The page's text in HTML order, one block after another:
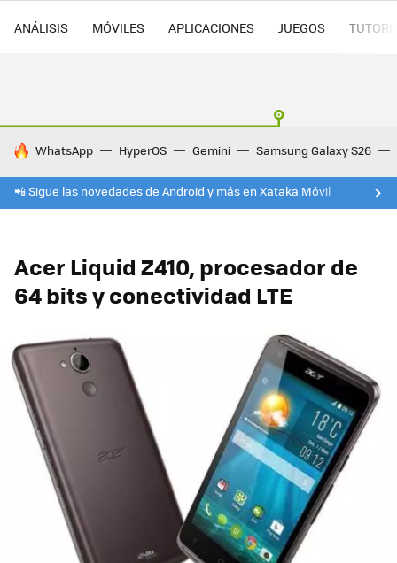
ANÁLISIS MÓVILES APLICACIONES JUEGOS
HOY SE HABLA DE
WhatsApp HyperOS Gemini Samsung Galaxy S26
📲 Sigue las novedades de Android y más en Xataka Móvil
Acer Liquid Z410, procesador de
64 bits y conectividad LTE